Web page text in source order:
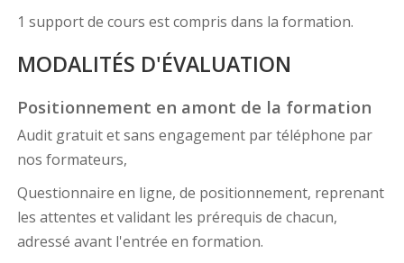
1 support de cours est compris dans la formation.
MODALITÉS D'ÉVALUATION
Positionnement en amont de la formation
Audit gratuit et sans engagement par téléphone par
nos formateurs,
Questionnaire en ligne, de positionnement, reprenant
les attentes et validant les prérequis de chacun,
adressé avant l'entrée en formation.